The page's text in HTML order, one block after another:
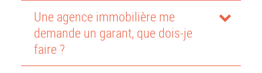
Une agence immobilière me
demande un garant, que dois-je
faire ?